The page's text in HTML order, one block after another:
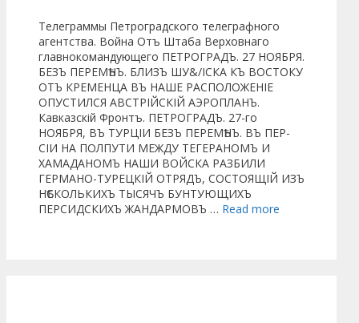
Телеграммы Петроградского телеграфного
агентства. Война Отъ Штаба Верховнаго
главнокомандующего ПЕТРОГРАДЪ. 27 НОЯБРЯ.
БЕЗЪ ПЕРЕМѢНЪ. БЛИЗЪ ШУ&/ІСКА КЪ ВОСТОКУ
ОТЪ КРЕМЕНЦА ВЪ НАШЕ РАСПОЛОЖЕНІЕ
ОПУСТИЛСЯ АВСТРІЙСКІЙ АЭРОПЛАНЪ.
Кавказскій Фронтъ. ПЕТРОГРАДЪ. 27-го
НОЯБРЯ, ВЪ ТУРЦІИ БЕЗЪ ПЕРЕМѢНЪ. ВЪ ПЕР-
СІИ НА ПОЛПУТИ МЕЖДУ ТЕГЕРАНОМЪ И
ХАМАДАНОМЪ НАШИ ВОЙСКА РАЗБИЛИ
ГЕРМАНО-ТУРЕЦКІЙ ОТРЯДЪ, СОСТОЯЩІЙ ИЗЪ
НѢСКОЛЬКИХЪ ТЫСЯЧЪ БУНТУЮЩИХЪ
ПЕРСИДСКИХЪ ЖАНДАРМОВЪ … Read more